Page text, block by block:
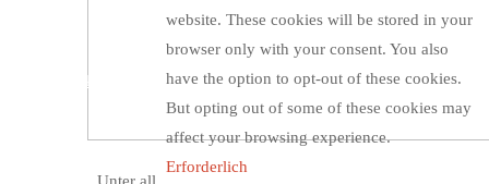
Kontakt
website. These cookies will be stored in your
browser only with your consent. You also
have the option to opt-out of these cookies.
But opting out of some of these cookies may
affect your browsing experience.
Erforderlich